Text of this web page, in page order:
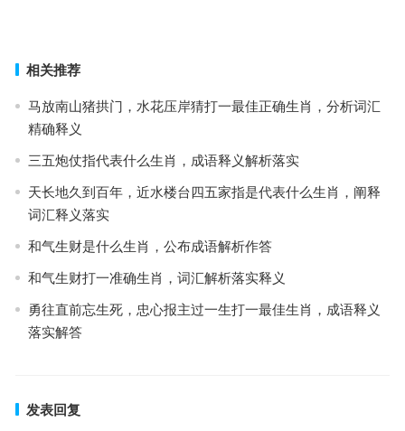
相关推荐
马放南山猪拱门，水花压岸猜打一最佳正确生肖，分析词汇
精确释义
三五炮仗指代表什么生肖，成语释义解析落实
天长地久到百年，近水楼台四五家指是代表什么生肖，阐释
词汇释义落实
和气生财是什么生肖，公布成语解析作答
和气生财打一准确生肖，词汇解析落实释义
勇往直前忘生死，忠心报主过一生打一最佳生肖，成语释义
落实解答
发表回复